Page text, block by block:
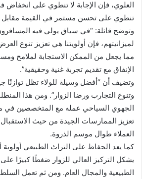
العلوي، فإن الإجابة لا تنطوي على انخفاض
تنطوي على تحسن مستمر في القيمة مقابل
وتوضح قائلة: “في سياق يولي فيه
لميزانيتهم، فإن أولويتنا هي تعزيز تنوع
مما يجعل من الممكن الاستجابة لملامح
الإنفاق مع تقديم تجربة غنية وحقيقية”.
وتضيف أن “أفضل وسيلة للولاء تظل توازنًا
وتنوع التجارب ورضا الزوار”. ومن هذا
الجهوي السياحي عمله مع المتخصصين في
تعزيز الممارسات الجيدة من حيث
العملاء طوال موسم الذروة.
كما يعد الحفاظ على التراث الطبيعي
يشكل التركيز العالي للزوار ضغطًا كبيرًا
الطبيعية والمجال العام. ومن ثم تعمل